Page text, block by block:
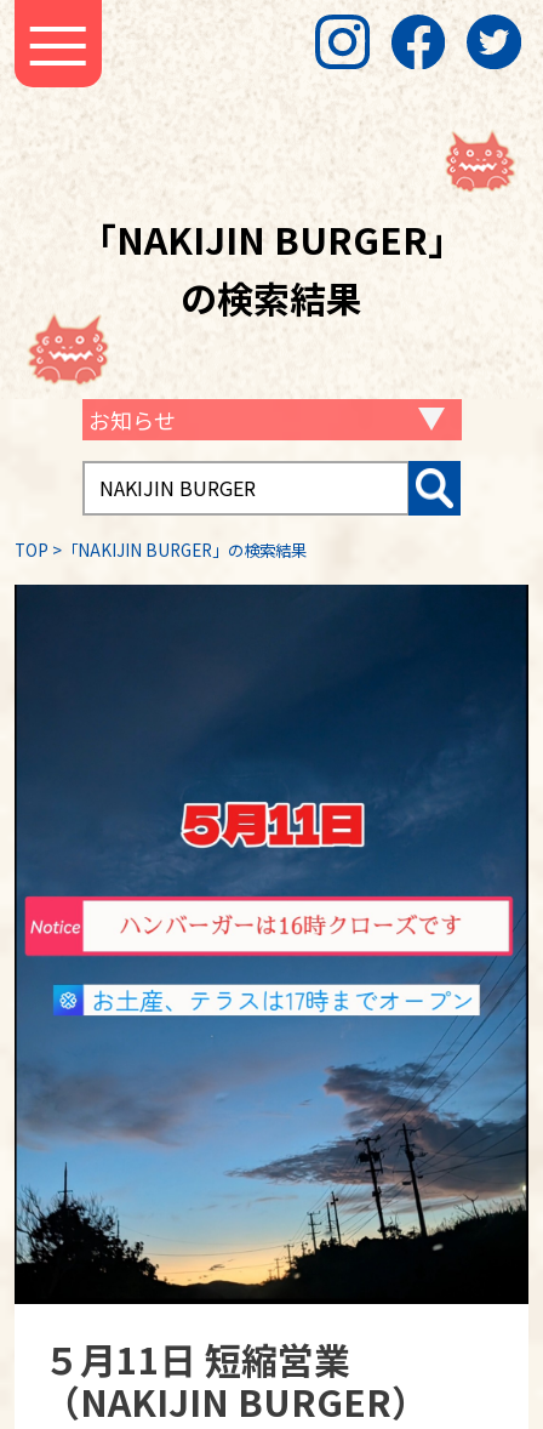
「NAKIJIN BURGER」
の検索結果
お知らせ
TOP >「NAKIJIN BURGER」の検索結果
５月11日 短縮営業
（NAKIJIN BURGER）